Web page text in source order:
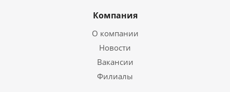
Компания
О компании
Новости
Вакансии
Филиалы